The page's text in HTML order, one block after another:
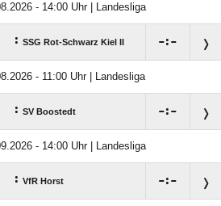
- 14:00 Uhr | Landesliga
: SSG Rot-Schwarz Kiel II :
- 11:00 Uhr | Landesliga
: SV Boostedt :
- 14:00 Uhr | Landesliga
: VfR Horst :